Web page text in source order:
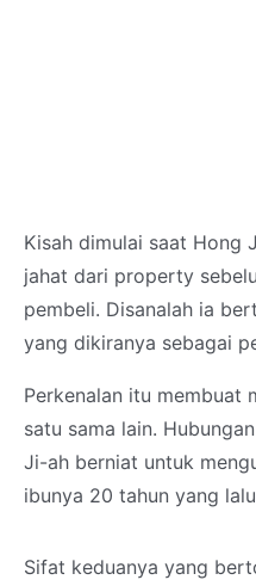
Kisah dimulai saat Hong
jahat dari property
pembeli. Disanalah ia
yang dikiranya sebagai
Perkenalan itu membuat
satu sama lain.
Ji-ah berniat untuk
ibunya 20 tahun yang
Sifat keduanya yang